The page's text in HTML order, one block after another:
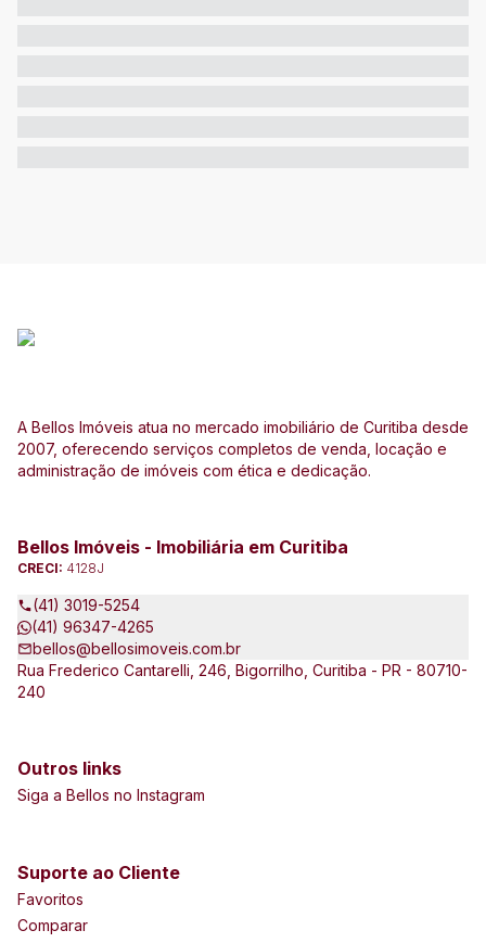
A Bellos Imóveis atua no mercado imobiliário de Curitiba desde
2007, oferecendo serviços completos de venda, locação e
administração de imóveis com ética e dedicação.
Bellos Imóveis - Imobiliária em Curitiba
CRECI: 4128J
(41) 3019-5254
(41) 96347-4265
bellos@bellosimoveis.com.br
Rua Frederico Cantarelli, 246, Bigorrilho, Curitiba - PR - 80710-
240
Outros links
Siga a Bellos no Instagram
Suporte ao Cliente
Favoritos
Comparar